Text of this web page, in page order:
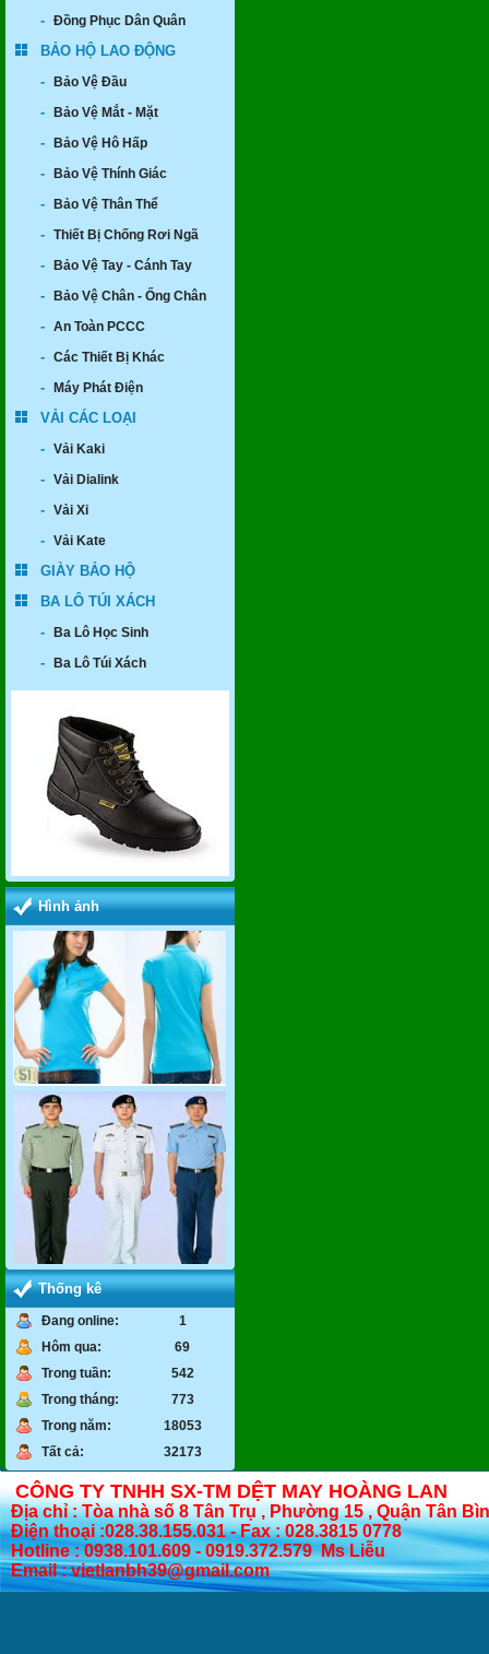
- Đồng Phục Dân Quân
BẢO HỘ LAO ĐỘNG
-
Bảo Vệ Đầu
- Bảo Vệ Mắt - Mặt
- Bảo Vệ Hô Hấp
- Bảo Vệ Thính Giác
- Bảo Vệ Thân Thể
- Thiết Bị Chống Rơi Ngã
- Bảo Vệ Tay - Cánh Tay
- Bảo Vệ Chân - Ống Chân
- An Toàn PCCC
- Các Thiết Bị Khác
- Máy Phát Điện
VẢI CÁC LOẠI
- Vải Kaki
- Vải Dialink
- Vải Xi
- Vải Kate
GIÀY BẢO HỘ
BA LÔ TÚI XÁCH
-
Ba Lô Học Sinh
- Ba Lô Túi Xách
Hình ảnh
Thống kê
Đang online:
1
Hôm qua:
69
Trong tuần:
542
Trong tháng:
773
Trong năm:
18053
Tất cả:
32173
CÔNG TY TNHH SX-TM DỆT MAY HOÀNG LAN
Địa chỉ : Tòa nhà số 8 Tân Trụ , Phường 15 , Quận Tân
Điện thoại :028.38.155.031 - Fax : 028.3815 0778
Hotline : 0938.101.609 - 0919.372.579 Ms Liễu
Email : vietlanbh39@gmail.com